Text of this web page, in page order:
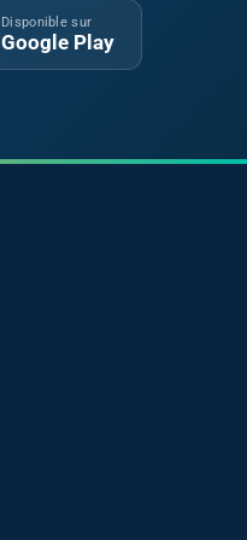
Disponible sur
Google Play